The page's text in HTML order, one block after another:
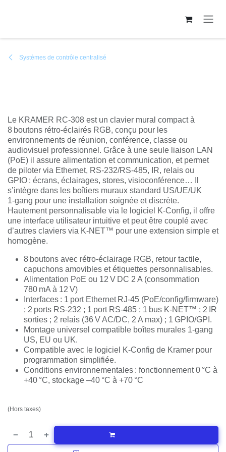
Systèmes de contrôle centralisé
Le KRAMER RC‑308 est un clavier mural compact à
8 boutons rétro‑éclairés RGB, conçu pour les
environnements de réunion, conférence, classe ou
audiovisuel professionnel. Grâce à une seule liaison LAN
(PoE) il assure alimentation et communication, et permet
de piloter via Ethernet, RS‑232/RS‑485, IR, relais ou GPIO :
écrans, éclairages, stores, visioconférence… Il s’intègre dans
les boîtiers muraux standard US/UE/UK 1‑gang pour une
installation soignée et discrète. Hautement
personnalisable via le logiciel K‑Config, il offre une interface
utilisateur intuitive et peut être couplé avec d’autres
claviers via K‑NET™ pour une extension simple et
homogène.
8 boutons avec rétro‑éclairage RGB, retour tactile,
capuchons amovibles et étiquettes personnalisables.
Alimentation PoE ou 12 V DC 2 A (consommation
780 mA à 12 V)
Interfaces : 1 port Ethernet RJ‑45
(PoE/config/firmware) ; 2 ports RS‑232 ; 1 port
RS‑485 ; 1 bus K‑NET™ ; 2 IR sorties ; 2 relais
(36 V AC/DC, 2 A max) ; 1 GPIO/GPI.
Montage universel compatible boîtes murales 1‑gang
US, EU ou UK.
Compatible avec le logiciel K‑Config de Kramer pour
programmation simplifiée.
Conditions environnementales : fonctionnement 0 °C à
815,00€
Ajouter au panier